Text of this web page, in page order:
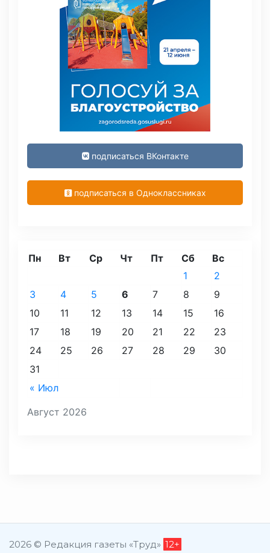
подписаться ВКонтакте
подписаться в Одноклассниках
Август 2026
Пн Вт Ср Чт Пт Сб Вс
« Июл
1
2
3
4 5 6 7 8
9
10
11 12 13 14 15
16
17
18 19 20 21 22
23
24
25 26 27 28 29
30
31
2026 © Редакция газеты «Труд» 12+